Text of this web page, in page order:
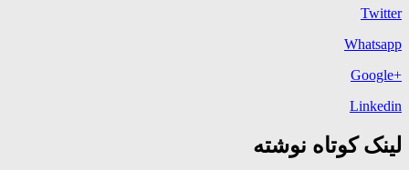
Twitter
Whatsapp
+Google
Linkedin
لینک کوتاه نوشته